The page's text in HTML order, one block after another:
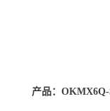
产品：OKMX6Q